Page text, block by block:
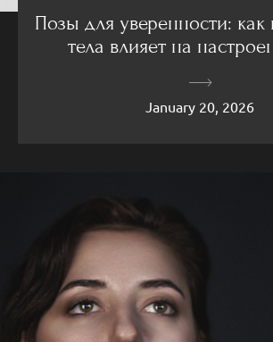
Позы для уверенности:
тела влияет на
January 20, 2026